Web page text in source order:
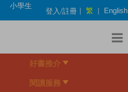
小學生
登入/註冊 | 繁 | English
好書推介
閱讀服務